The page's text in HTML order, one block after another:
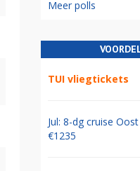
Meer polls
TUI vliegtickets
Jul: 8-dg cruise
€1235